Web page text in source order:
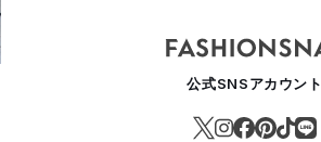
公式SNSアカウント